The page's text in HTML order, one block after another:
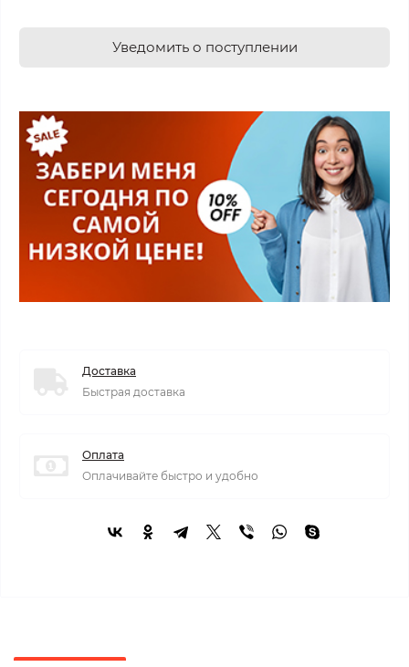
Уведомить о поступлении
Доставка
Быстрая доставка
Оплата
Оплачивайте быстро и удобно